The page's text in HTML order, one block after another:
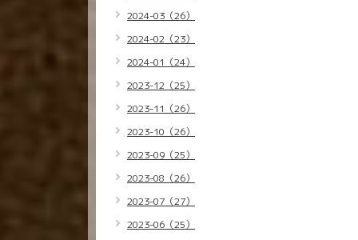
2024-03（26）
2024-02（23）
2024-01（24）
2023-12（25）
2023-11（26）
2023-10（26）
2023-09（25）
2023-08（26）
2023-07（27）
2023-06（25）